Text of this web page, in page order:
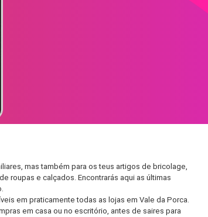
mas também para os teus artigos de bricolage,
roupas e calçados. Encontrarás aqui as últimas
em praticamente todas as lojas em Vale da Porca.
em casa ou no escritório, antes de saires para